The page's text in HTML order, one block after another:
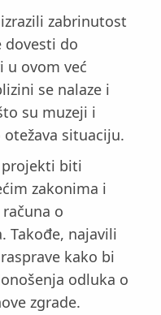
zabrinutost
dovesti do
u ovom već
se nalaze i
su muzeji i
situaciju.
projekti biti
zakonima i
o
Takođe, najavili
kako bi
odluka o
zgrade.